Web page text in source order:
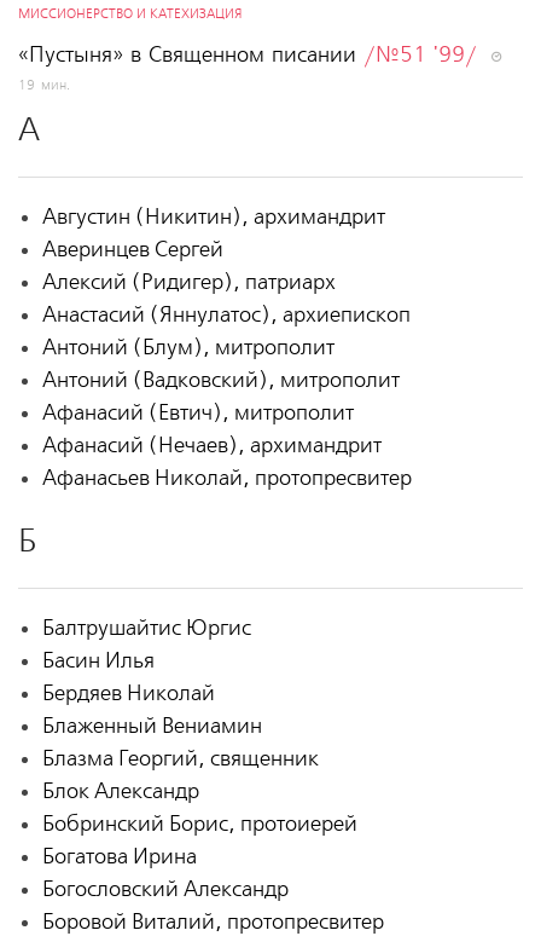
МИССИОНЕРСТВО И КАТЕХИЗАЦИЯ
«Пустыня» в Священном писании /№51 '99/
19 мин.
А
Августин (Никитин), архимандрит
Аверинцев Сергей
Алексий (Ридигер), патриарх
Анастасий (Яннулатос), архиепископ
Антоний (Блум), митрополит
Антоний (Вадковский), митрополит
Афанасий (Евтич), митрополит
Афанасий (Нечаев), архимандрит
Афанасьев Николай, протопресвитер
Б
Балтрушайтис Юргис
Басин Илья
Бердяев Николай
Блаженный Вениамин
Блазма Георгий, священник
Блок Александр
Бобринский Борис, протоиерей
Богатова Ирина
Богословский Александр
Боровой Виталий, протопресвитер